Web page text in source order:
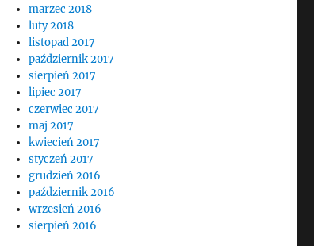
marzec 2018
luty 2018
listopad 2017
październik 2017
sierpień 2017
lipiec 2017
czerwiec 2017
maj 2017
kwiecień 2017
styczeń 2017
grudzień 2016
październik 2016
wrzesień 2016
sierpień 2016